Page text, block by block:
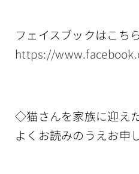
フェイスブックはこちら
https://
◇猫さんを家族に迎え
よくお読みのうえお申